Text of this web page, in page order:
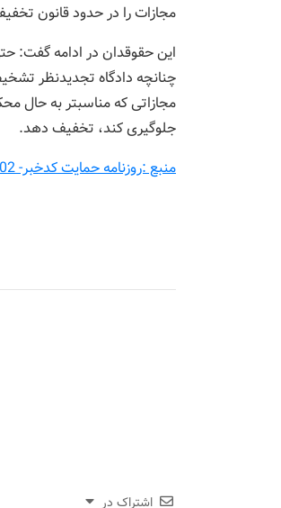
مجازات را در حدود قانون
این حقوقدان در ادامه گفت:
چنانچه دادگاه تجدیدنظر
مجازاتی که مناسبتر به حال
جلوگیری کند، تخفیف دهد.
منبع :روزنامه حمایت کدخبر- 14102
اشتراک در